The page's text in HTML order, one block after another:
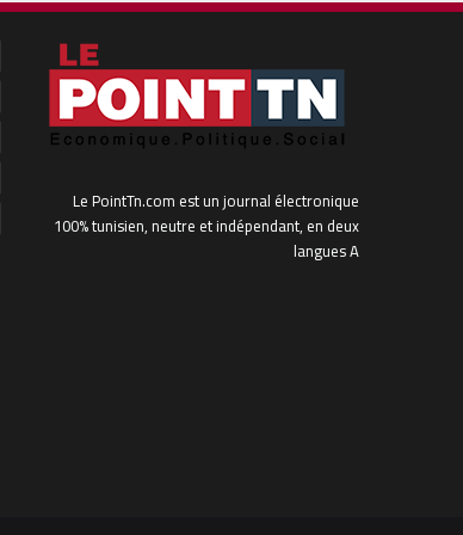
Le PointTn.com est un journal électronique
100% tunisien, neutre et indépendant, en deux
langues A